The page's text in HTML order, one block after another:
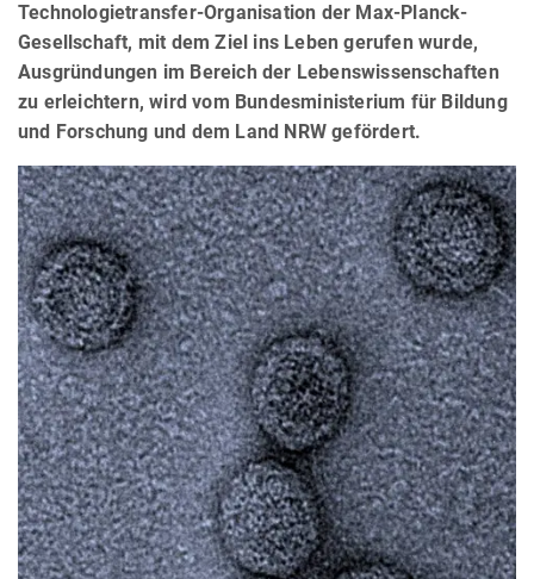
Technologietransfer-Organisation der Max-Planck-
Gesellschaft, mit dem Ziel ins Leben gerufen wurde,
Ausgründungen im Bereich der Lebenswissenschaften
zu erleichtern, wird vom Bundesministerium für Bildung
und Forschung und dem Land NRW gefördert.